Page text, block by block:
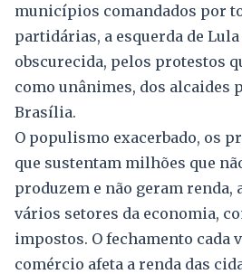
municípios comandados por
partidárias, a esquerda de
obscurecida, pelos protestos
como unânimes, dos alcaides
Brasília.
O populismo exacerbado, os
que sustentam milhões que
produzem e não geram renda,
vários setores da economia,
impostos. O fechamento cada
comércio afeta a renda das